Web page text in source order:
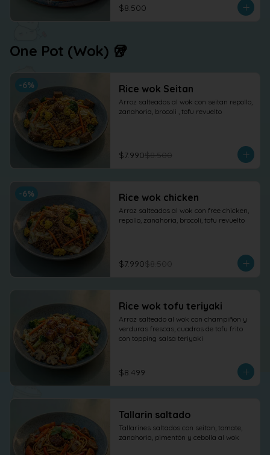
$8.500
One Pot (Wok) 🥡
-6% Rice wok Seitan
Arroz salteados al wok con seitan repollo,
zanahoria, brocoli , tofu revuelto
$7.990$8.500
-6% Rice wok chicken
Arroz salteados al wok con free chicken,
repollo, zanahoria, brocoli, tofu revuelto
$7.990$8.500
Rice wok tofu teriyaki
Arroz salteado al wok con champiñon y
verduras frescas, cuadros de tofu frito
con topping salsa teriyaki
$8.499
Tallarin saltado
Tallarines saltados con seitan, tomate,
zanahoria, pimentón y cebolla al wok